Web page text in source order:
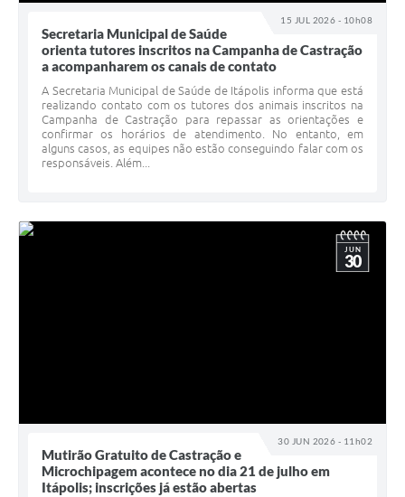
15 JUL 2026 - 10h08
Secretaria Municipal de Saúde
orienta tutores inscritos na Campanha de Castração
a acompanharem os canais de contato
A Secretaria Municipal de Saúde de Itápolis informa que está
realizando contato com os tutores dos animais inscritos na
Campanha de Castração para repassar as orientações e
confirmar os horários de atendimento. No entanto, em
alguns casos, as equipes não estão conseguindo falar com os
responsáveis. Além...
30 JUN 2026 - 11h02
JUN
30
Mutirão Gratuito de Castração e
Microchipagem acontece no dia 21 de julho em
Itápolis; inscrições já estão abertas